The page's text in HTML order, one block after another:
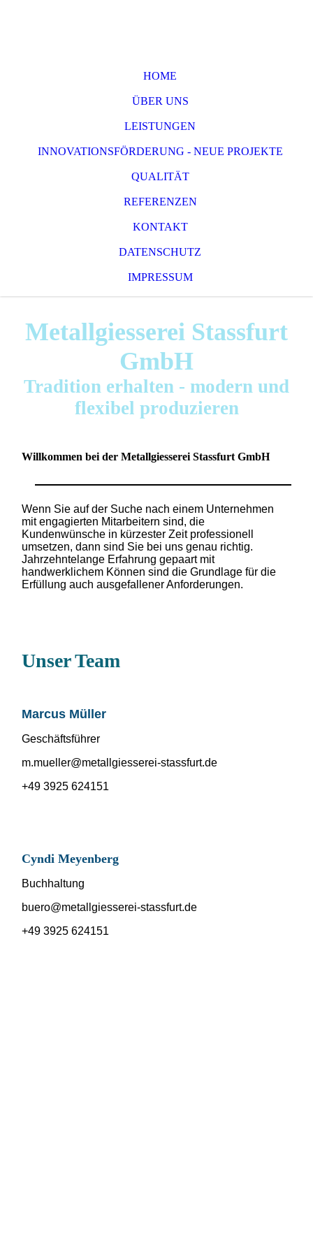
HOME
ÜBER UNS
LEISTUNGEN
INNOVATIONSFÖRDERUNG - NEUE PROJEKTE
QUALITÄT
REFERENZEN
KONTAKT
DATENSCHUTZ
IMPRESSUM
Metallgiesserei Stassfurt
GmbH
Tradition erhalten - modern und
flexibel produzieren
Willkommen bei der Metallgiesserei Stassfurt GmbH
Wenn Sie auf der Suche nach einem Unternehmen
mit engagierten Mitarbeitern sind, die
Kundenwünsche in kürzester Zeit professionell
umsetzen, dann sind Sie bei uns genau richtig.
Jahrzehntelange Erfahrung gepaart mit
handwerklichem Können sind die Grundlage für die
Erfüllung auch ausgefallener Anforderungen.
Unser Team
Marcus Müller
Geschäftsführer
m.mueller@metallgiesserei-stassfurt.de
+49 3925 624151
Cyndi Meyenberg
Buchhaltung
buero@metallgiesserei-stassfurt.de
+49 3925 624151